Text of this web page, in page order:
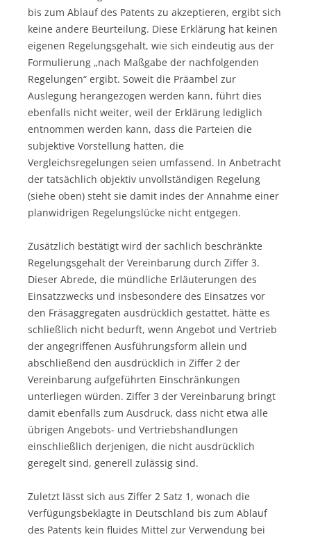
bis zum Ablauf des Patents zu akzeptieren, ergibt sich
keine andere Beurteilung. Diese Erklärung hat keinen
eigenen Regelungsgehalt, wie sich eindeutig aus der
Formulierung „nach Maßgabe der nachfolgenden
Regelungen“ ergibt. Soweit die Präambel zur
Auslegung herangezogen werden kann, führt dies
ebenfalls nicht weiter, weil der Erklärung lediglich
entnommen werden kann, dass die Parteien die
subjektive Vorstellung hatten, die
Vergleichsregelungen seien umfassend. In Anbetracht
der tatsächlich objektiv unvollständigen Regelung
(siehe oben) steht sie damit indes der Annahme einer
planwidrigen Regelungslücke nicht entgegen.
Zusätzlich bestätigt wird der sachlich beschränkte
Regelungsgehalt der Vereinbarung durch Ziffer 3.
Dieser Abrede, die mündliche Erläuterungen des
Einsatzzwecks und insbesondere des Einsatzes vor
den Fräsaggregaten ausdrücklich gestattet, hätte es
schließlich nicht bedurft, wenn Angebot und Vertrieb
der angegriffenen Ausführungsform allein und
abschließend den ausdrücklich in Ziffer 2 der
Vereinbarung aufgeführten Einschränkungen
unterliegen würden. Ziffer 3 der Vereinbarung bringt
damit ebenfalls zum Ausdruck, dass nicht etwa alle
übrigen Angebots- und Vertriebshandlungen
einschließlich derjenigen, die nicht ausdrücklich
geregelt sind, generell zulässig sind.
Zuletzt lässt sich aus Ziffer 2 Satz 1, wonach die
Verfügungsbeklagte in Deutschland bis zum Ablauf
des Patents kein fluides Mittel zur Verwendung bei